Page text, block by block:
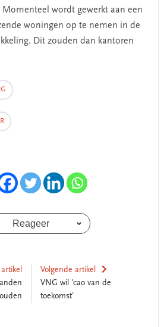
wordt gewerkt aan een
woningen op te nemen in de
Dit zouden dan kantoren
Reageer
artikel
Volgende artikel
VNG wil 'cao van de
toekomst'